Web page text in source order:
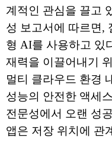
계적인 관심을 끌고
성 보고서에 따르면,
형 AI를 사용하고 있
재력을 이끌어내기
멀티 클라우드 환경
성능의 안전한 액세
전문성에서 오랜 성
앱은 저장 위치에 관